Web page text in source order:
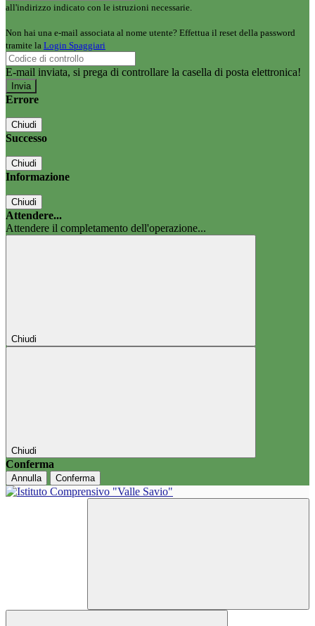
all'indirizzo indicato con le istruzioni necessarie.
Non hai una e-mail associata al nome utente? Effettua il reset della password
tramite la Login Spaggiari
E-mail inviata, si prega di controllare la casella di posta elettronica!
Errore
Chiudi
Successo
Chiudi
Informazione
Chiudi
Attendere...
Attendere il completamento dell'operazione...
Chiudi
Chiudi
Conferma
Annulla Conferma